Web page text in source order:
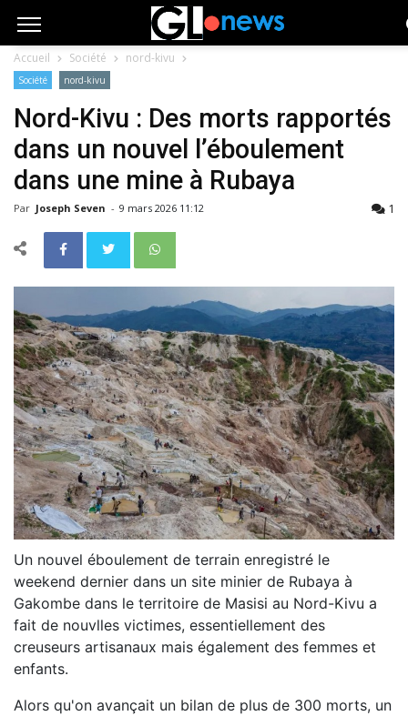
Accueil Société nord-kivu
Société nord-kivu
Nord-Kivu : Des morts rapportés
dans un nouvel l’éboulement
dans une mine à Rubaya
Par Joseph Seven - 9 mars 2026 11:12 1
Un nouvel éboulement de terrain enregistré le
weekend dernier dans un site minier de Rubaya à
Gakombe dans le territoire de Masisi au Nord-Kivu a
fait de nouvlles victimes, essentiellement des
creuseurs artisanaux mais également des femmes et
enfants.
Alors qu'on avançait un bilan de plus de 300 morts, un